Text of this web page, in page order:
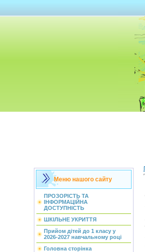
Меню нашого сайту
ПРОЗОРІСТЬ ТА
ІНФОРМАЦІЙНА
ДОСТУПНІСТЬ
ШКІЛЬНЕ УКРИТТЯ
Прийом дітей до 1 класу у
2026-2027 навчальному році
Головна сторінка